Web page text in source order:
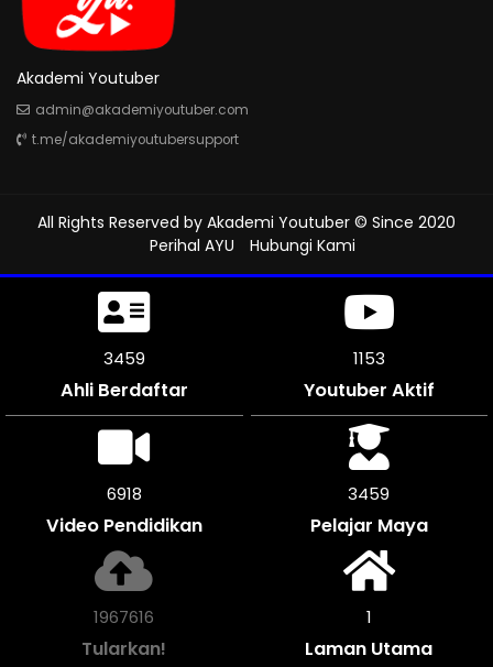
Akademi Youtuber
admin@akademiyoutuber.com
t.me/akademiyoutubersupport
All Rights Reserved by Akademi Youtuber © Since 2020
Perihal AYU
Hubungi Kami
3825
Ahli Berdaftar
1275
Youtuber Aktif
7650
Video Pendidikan
3825
Pelajar Maya
2177700
Tularkan!
1
Laman Utama